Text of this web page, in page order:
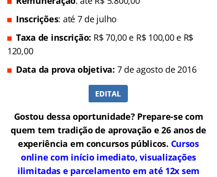
Inscrições: até 7 de julho
Taxa de inscrição: R$ 70,00 e R$ 100,00 e R$
120,00
Data da prova objetiva: 7 de agosto de 2016
Gostou dessa oportunidade? Prepare-se com
quem tem tradição de aprovação e 26 anos de
experiência em concursos públicos. Cursos
online com início imediato, visualizações
ilimitadas e parcelamento em até 12x sem